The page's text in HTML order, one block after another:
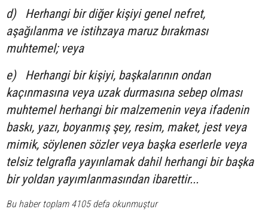
d)
Herhangi bir diğer kişiyi genel nefret,
aşağılanma ve istihzaya maruz bırakması
muhtemel; veya
e)
Herhangi bir kişiyi, başkalarının ondan
kaçınmasına veya uzak durmasına sebep olması
muhtemel herhangi bir malzemenin veya ifadenin
baskı, yazı, boyanmış şey, resim, maket, jest veya
mimik, söylenen sözler veya başka eserlerle veya
telsiz telgrafla yayınlamak dahil herhangi bir başka
bir yoldan yayımlanmasından ibarettir...
Bu haber toplam 4105 defa okunmuştur